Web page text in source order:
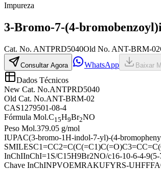
Impureza
3-Bromo-7-(4-
Cat. No. ANTPRD5040Old No. ANT-BRM-02
Consultar Agora WhatsApp Baixar
Dados Técnicos
New Cat. No.ANTPRD5040
Old Cat. No.ANT-BRM-02
CAS1279501-08-4
Fórmula Mol.C15H9Br2NO
Peso Mol.379.05 g/mol
IUPAC(3-bromo-1H-indol-7-yl)-(4-
SMILES
InChIInChI=1S/C15H9Br2NO/c16-10-6-4-
Chave InChINPVOEMRAKUFYRS-